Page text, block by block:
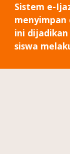
Sistem e-
ini
siswa